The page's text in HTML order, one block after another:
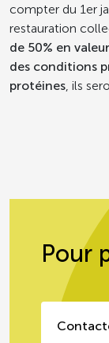
compter du 1er
restauration
de 50% en
des conditions
protéines , ils
Pour